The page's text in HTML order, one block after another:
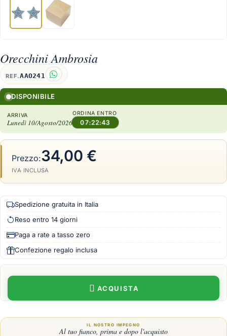
Orecchini Ambrosia
REF.AAO241
DISPONIBILE
ARRIVA
Lunedì 10/Agosto/2026
ORDINA ENTRO
07:22:42
Prezzo:34,00 €
IVA INCLUSA
Spedizione gratuita in Italia
Reso entro 14 giorni
Paga a rate a tasso zero
Confezione regalo inclusa
ACQUISTA